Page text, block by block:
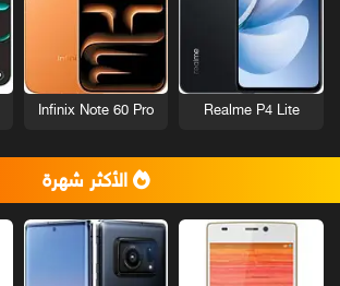
Realme P4 Lite
Infinix Note 60 Pro
الأكثر شهرة